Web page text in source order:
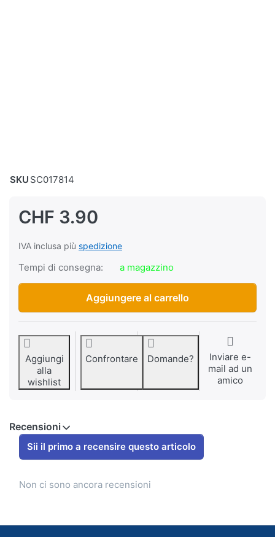
SKU SC017814
CHF 3.90
IVA inclusa più spedizione
Tempi di consegna:
a magazzino
Vite M7, metallo, per Lusito a CHF 3.90, quantità 1.
Aggiungere al carrello
Aggiungi
alla
wishlist
Confrontare Domande?
Inviare e-
mail ad un
amico
Recensioni
Sii il primo a recensire questo articolo
Non ci sono ancora recensioni